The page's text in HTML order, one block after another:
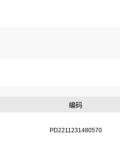
编码
PD2211231480570